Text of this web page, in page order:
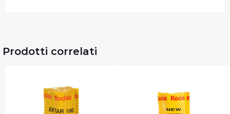
Prodotti correlati